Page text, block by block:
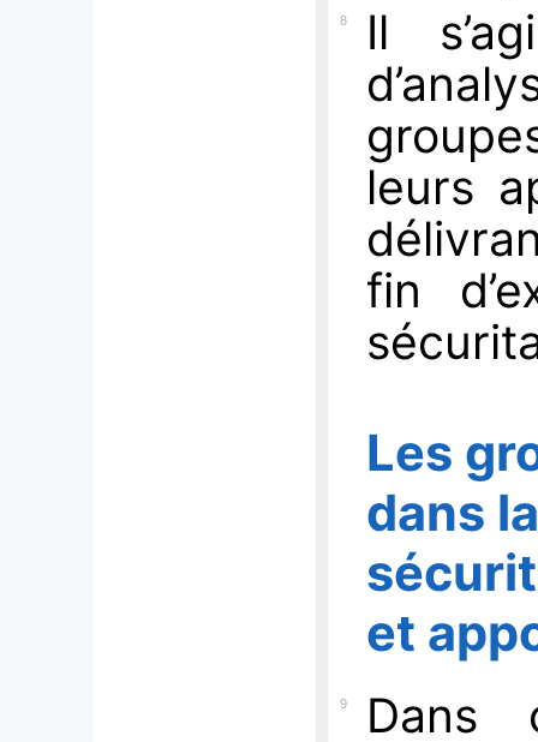
8
Il
leurs
fin
Les
dans
et
9
Dans